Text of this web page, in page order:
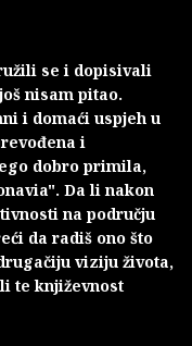
se i dopisivali
nisam pitao.
i domaći uspjeh u
i
dobro primila,
Da li nakon
na području
da radiš ono što
viziju života,
te književnost